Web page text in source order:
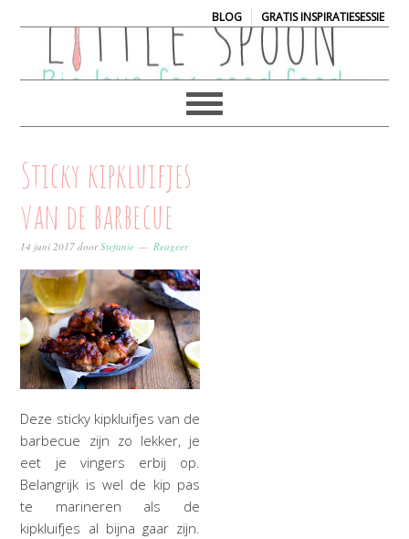
BLOG| GRATIS INSPIRATIESESSIE
Sticky kipkluifjes
van de barbecue
14 juni 2017 doorStefanie Reageer
Deze sticky kipkluifjes van de
barbecue zijn zo lekker, je
eet je vingers erbij op.
Belangrijk is wel de kip pas
te marineren als de
kipkluifjes al bijna gaar zijn.